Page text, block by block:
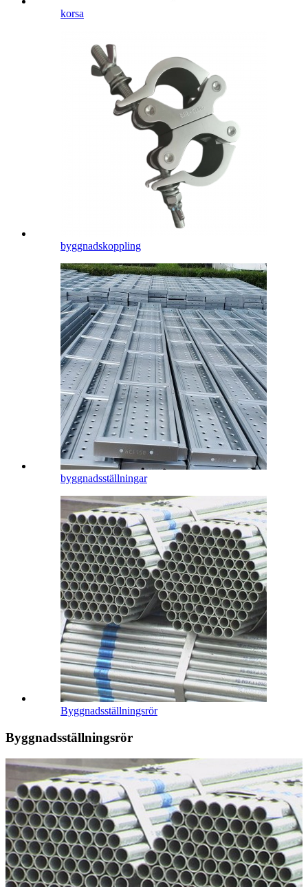
korsa
byggnadskoppling
byggnadsställningar
Byggnadsställningsrör
Byggnadsställningsrör